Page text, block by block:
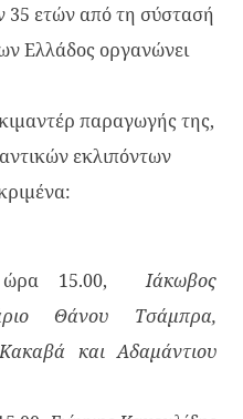
35 ετών από τη σύστασή
Ελλάδος οργανώνει
παραγωγής της,
εκλιπόντων
ώρα 15.00,Ιάκωβος
Θάνου Τσάμπρα,
και Αδαμάντιου